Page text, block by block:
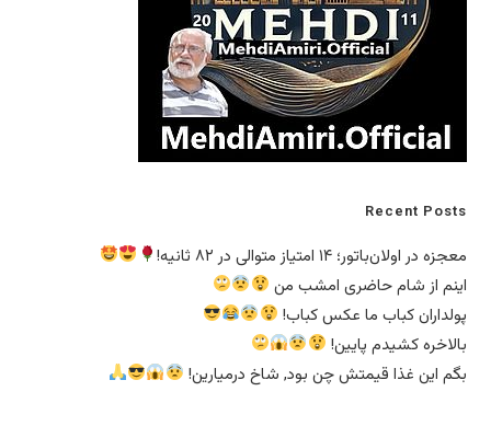
Recent Posts
معجزه در اولان‌باتور؛ ۱۴ امتیاز متوالی در ۸۲ ثانیه!
اینم از شام حاضری امشب من
پولداران کباب ما عکس کباب!
بالاخره کشیدم پایین!
بگم این غذا قیمتش چن بود, شاخ درمیارین!